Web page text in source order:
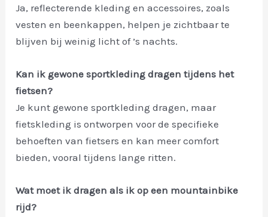
Ja, reflecterende kleding en accessoires, zoals
vesten en beenkappen, helpen je zichtbaar te
blijven bij weinig licht of ’s nachts.
Kan ik gewone sportkleding dragen tijdens het
fietsen?
Je kunt gewone sportkleding dragen, maar
fietskleding is ontworpen voor de specifieke
behoeften van fietsers en kan meer comfort
bieden, vooral tijdens lange ritten.
Wat moet ik dragen als ik op een mountainbike
rijd?